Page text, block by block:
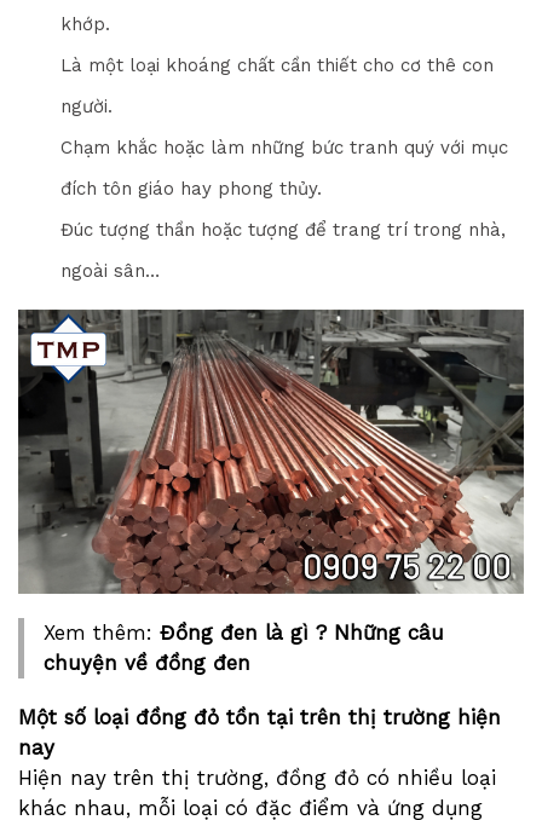
khớp.
Là một loại khoáng chất cần thiết cho cơ thê con
người.
Chạm khắc hoặc làm những bức tranh quý với mục
đích tôn giáo hay phong thủy.
Đúc tượng thần hoặc tượng để trang trí trong nhà,
ngoài sân…
Xem thêm: Đồng đen là gì ? Những câu
chuyện về đồng đen
Một số loại đồng đỏ tồn tại trên thị trường hiện
nay
Hiện nay trên thị trường, đồng đỏ có nhiều loại
khác nhau, mỗi loại có đặc điểm và ứng dụng